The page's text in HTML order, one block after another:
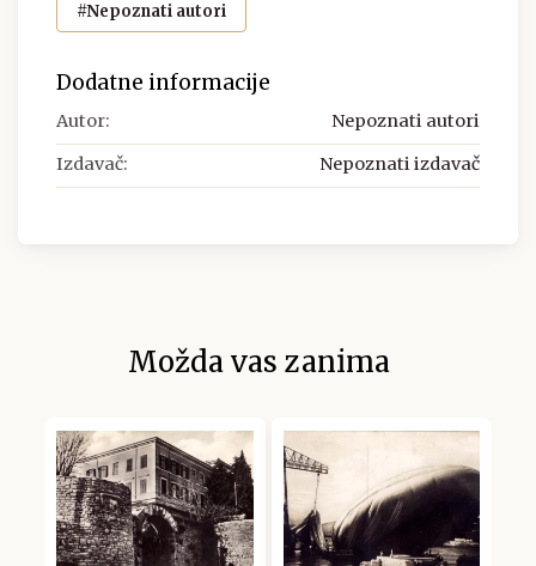
#Nepoznati autori
Dodatne informacije
Autor: Nepoznati autori
Izdavač: Nepoznati izdavač
Možda vas zanima